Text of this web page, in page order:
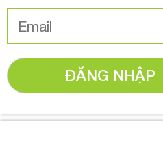
ĐĂNG NHẬP